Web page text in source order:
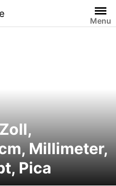
Menu
Millimeter,
Pica